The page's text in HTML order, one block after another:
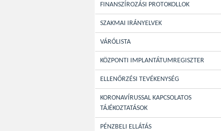
FINANSZÍROZÁSI PROTOKOLLOK
SZAKMAI IRÁNYELVEK
VÁRÓLISTA
KÖZPONTI IMPLANTÁTUMREGISZTER
ELLENŐRZÉSI TEVÉKENYSÉG
KORONAVÍRUSSAL KAPCSOLATOS
TÁJÉKOZTATÁSOK
PÉNZBELI ELLÁTÁS